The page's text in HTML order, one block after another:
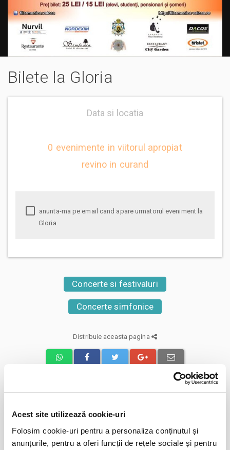
Acest site utilizează cookie-uri
Folosim cookie-uri pentru a personaliza conținutul și
anunțurile, pentru a oferi funcții de rețele sociale și pentru
Bilete la Gloria
Data si locatia
0 evenimente in viitorul apropiat
revino in curand
Gloria
Concerte si festivaluri
Concerte simfonice
Distribuie aceasta pagina
Marc Euvrie - Nomadic Piano & Cello
Vlaha
12